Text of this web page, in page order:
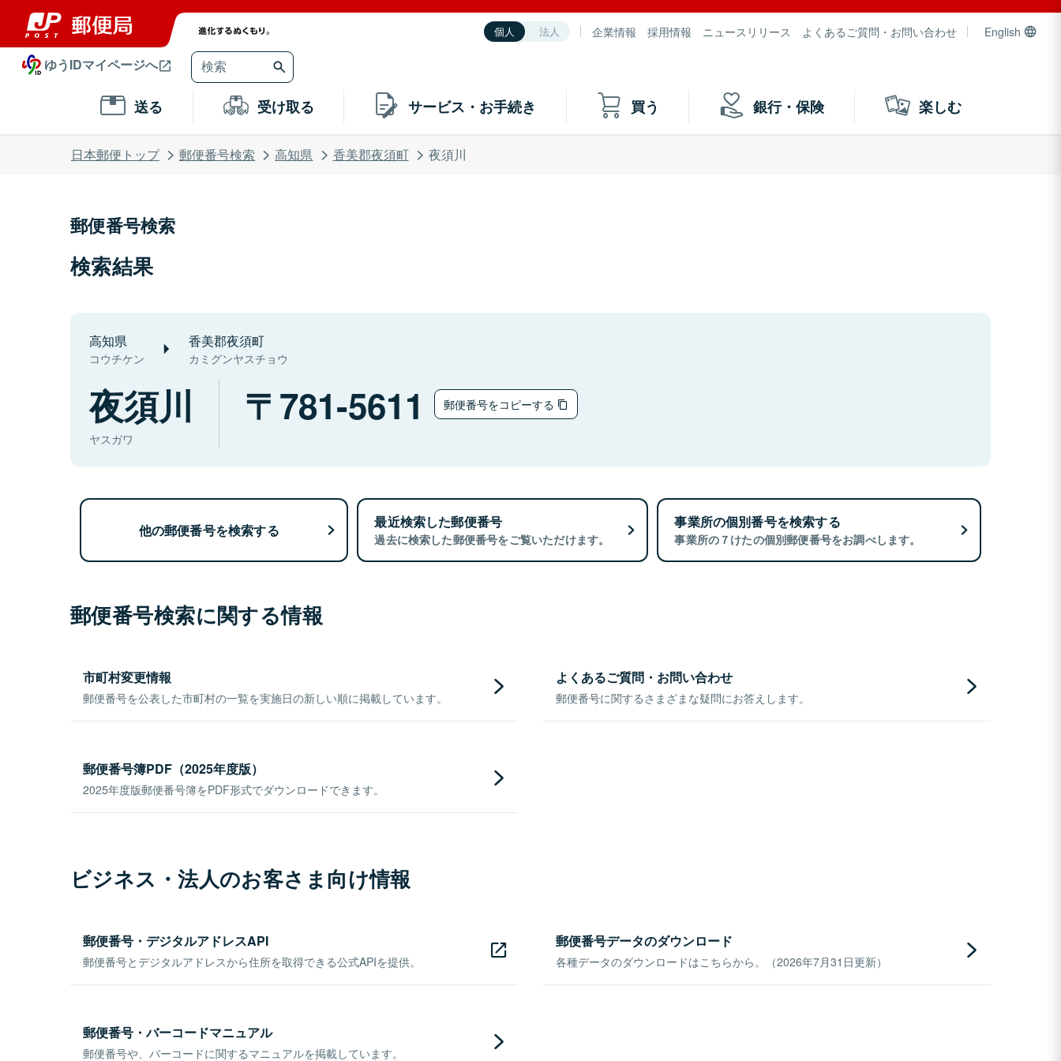
個人 法人 企業情報 採用情報 ニュースリリース よくあるご質問・お問い合わせ English
ゆうIDマイページへ
送る 受け取る サービス・お手続き 買う 銀行・保険 楽しむ
日本郵便トップ 郵便番号検索 高知県 香美郡夜須町 夜須川
郵便番号検索
検索結果
高知県
コウチケン
香美郡夜須町
カミグンヤスチョウ
夜須川
ヤスガワ
781-5611 郵便番号をコピーする
他の郵便番号を検索する 最近検索した郵便番号
過去に検索した郵便番号をご覧いただけます。
事業所の個別番号を検索する
事業所の７けたの個別郵便番号をお調べします。
郵便番号検索に関する情報
市町村変更情報
郵便番号を公表した市町村の一覧を実施日の新しい順に掲載しています。
よくあるご質問・お問い合わせ
郵便番号に関するさまざまな疑問にお答えします。
郵便番号簿PDF（2025年度版）
2025年度版郵便番号簿をPDF形式でダウンロードできます。
ビジネス・法人のお客さま向け情報
郵便番号・デジタルアドレスAPI
郵便番号とデジタルアドレスから住所を取得できる公式APIを提供。
郵便番号データのダウンロード
各種データのダウンロードはこちらから。（2026年7月31日更新）
郵便番号・バーコードマニュアル
郵便番号や、バーコードに関するマニュアルを掲載しています。